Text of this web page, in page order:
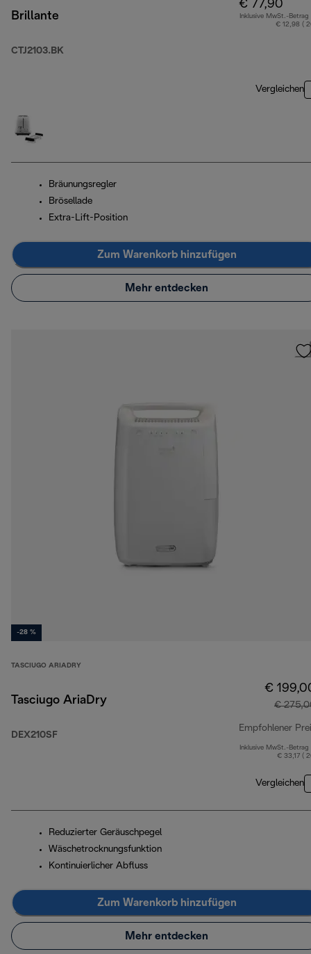
Brillante
CTJ2103.BK
€ 77,90
Inklusive MwSt.-Betrag
€ 12,98 (
Vergleichen
Bräunungsregler
Brösellade
Extra-Lift-Position
Zum Warenkorb hinzufügen
Mehr entdecken
-28 %
TASCIUGO ARIADRY
Tasciugo AriaDry
DEX210SF
€
€
Empfohlener
Inklusive MwSt.-Betrag
€ 33,17 (
Vergleichen
Reduzierter Geräuschpegel
Wäschetrocknungsfunktion
Kontinuierlicher Abfluss
Zum Warenkorb hinzufügen
Mehr entdecken